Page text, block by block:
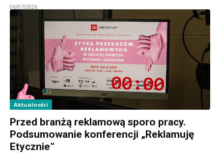
06/07/2026
Aktualności
Przed branżą reklamową sporo pracy.
Podsumowanie konferencji „Reklamuję
Etycznie”